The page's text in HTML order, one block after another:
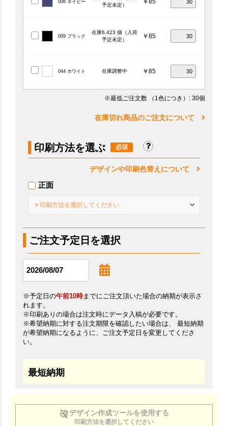
006 ネイビー
予定未定）
￥85
009 ブラック
在庫6,423 個（入荷
予定未定）
￥85
044 ホワイト 在庫調整中 ￥85
※最低ご注文数 （1色につき） : 30個
在庫切れ商品のご注文について
印刷方法を選ぶ
デザインや印刷色替えについて
正面
▼印刷方法を選択してください
ご注文予定日を選択
※予定日の午前10時までにご注文頂いた場合の納期が表示さ
れます。
※印刷ありの場合は注文時にデータ入稿が必要です。
※希望納期に対する注文期限を確認したい場合は、 最短納期
が希望納期になるように、ご注文予定日を変更してくださ
い。
最短納期
デザイン作成ツールを使用する
印刷方法を選択してください